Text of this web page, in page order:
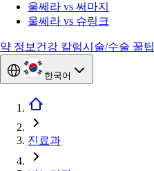
울쎄라 vs 써마지
울쎄라 vs 슈링크
약 정보 건강 칼럼시술/수술 꿀팁
한국어
진료과